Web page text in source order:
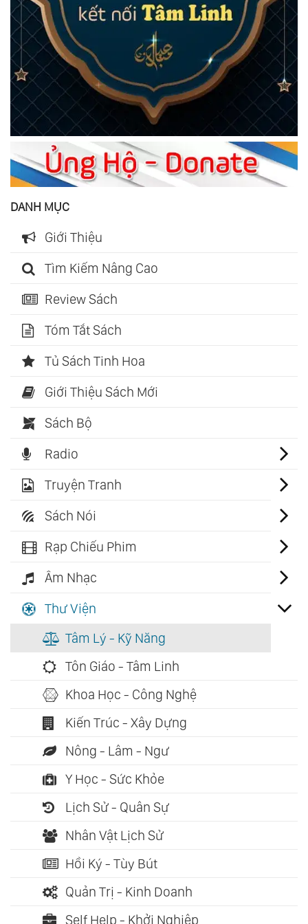
DANH MỤC
Giới Thiệu
Tìm Kiếm Nâng Cao
Review Sách
Tóm Tắt Sách
Tủ Sách Tinh Hoa
Giới Thiệu Sách Mới
Sách Bộ
Radio
Truyện Tranh
Sách Nói
Rạp Chiếu Phim
Âm Nhạc
Thư Viện
Tâm Lý - Kỹ Năng
Tôn Giáo - Tâm Linh
Khoa Học - Công Nghệ
Kiến Trúc - Xây Dựng
Nông - Lâm - Ngư
Y Học - Sức Khỏe
Lịch Sử - Quân Sự
Nhân Vật Lịch Sử
Hồi Ký - Tùy Bút
Quản Trị - Kinh Doanh
Self Help - Khởi Nghiệp